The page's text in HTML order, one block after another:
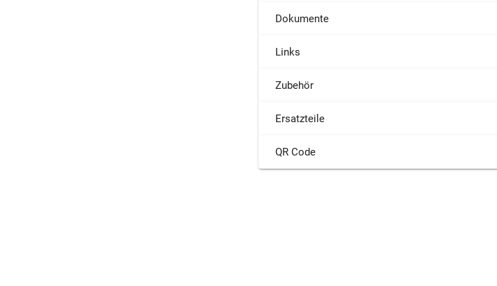
Dokumente
Links
Zubehör
Ersatzteile
QR Code